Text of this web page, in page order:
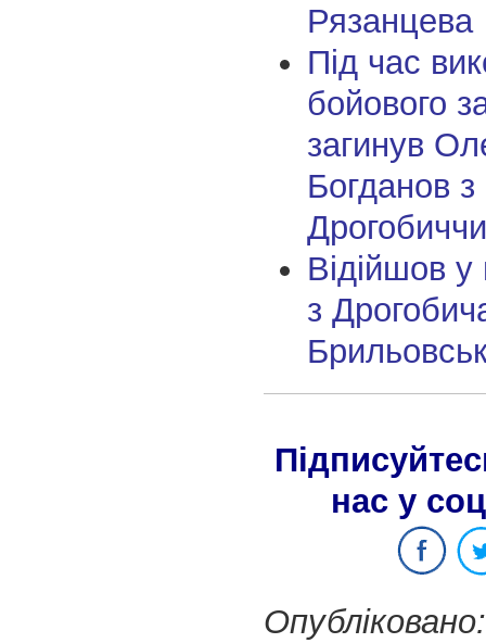
Рязанцева
Під час
бойового
загинув
Богданов з
Відійшов у
з
нас у
Опубліковано: